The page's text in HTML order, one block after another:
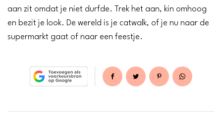
aan zit omdat je niet durfde. Trek het aan, kin omhoog
en bezit je look. De wereld is je catwalk, of je nu naar de
supermarkt gaat of naar een feestje.